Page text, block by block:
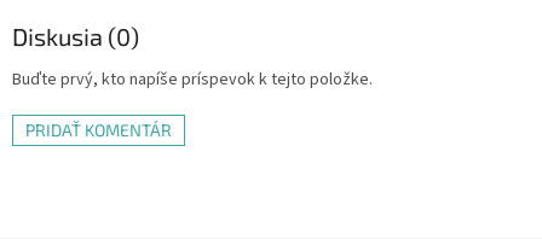
Diskusia (0)
Buďte prvý, kto napíše príspevok k tejto položke.
PRIDAŤ KOMENTÁR